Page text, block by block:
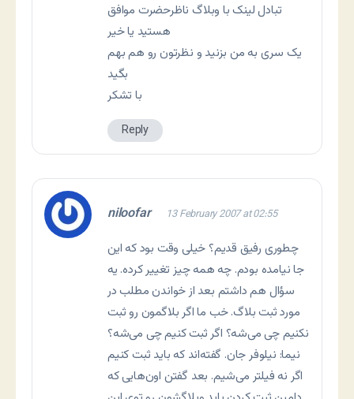
تبادل لینک با وبلاگ ناظرحضرت موافق
هستید یا خیر
یک سری به من بزنید و نظرتون رو هم بهم
بگید
با تشکر
Reply
niloofar 13 February 2007 at 02:55
چطوری رفیق قدیم؟ خیلی وقت بود که این
جا نیامده بودم. چه همه چیز تغییر کرده. یه
سؤال هم داشتم بعد از خواندن مطلب در
مورد ثبت بلاگ. خب ما اگر بلاگمون رو ثبت
نکنیم چی می‌شه؟ اگر ثبت کنیم چی می‌شه؟
نیما: نیلوفر جان. گفته‌اند که باید ثبت کنیم
اگر نه فیلتر می‌شیم. بعد گفتن اون‌هایی که